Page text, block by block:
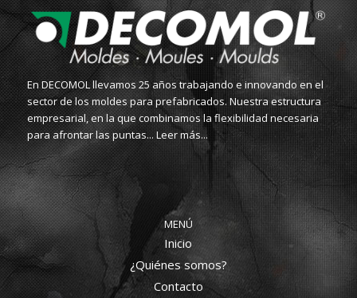
En DECOMOL llevamos 25 años trabajando e innovando en el
sector de los moldes para prefabricados. Nuestra estructura
empresarial, en la que combinamos la flexibilidad necesaria
para afrontar las puntas... Leer más...
MENÚ
Inicio
¿Quiénes somos?
Contacto